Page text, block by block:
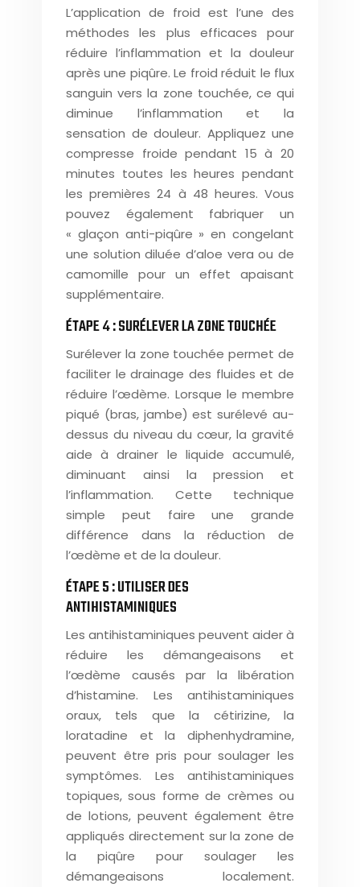
L’application de froid est l’une des
méthodes les plus efficaces pour
réduire l’inflammation et la douleur
après une piqûre. Le froid réduit le flux
sanguin vers la zone touchée, ce qui
diminue l’inflammation et la
sensation de douleur. Appliquez une
compresse froide pendant 15 à 20
minutes toutes les heures pendant
les premières 24 à 48 heures. Vous
pouvez également fabriquer un
« glaçon anti-piqûre » en congelant
une solution diluée d’aloe vera ou de
camomille pour un effet apaisant
supplémentaire.
ÉTAPE 4 : SURÉLEVER LA ZONE TOUCHÉE
Surélever la zone touchée permet de
faciliter le drainage des fluides et de
réduire l’œdème. Lorsque le membre
piqué (bras, jambe) est surélevé au-
dessus du niveau du cœur, la gravité
aide à drainer le liquide accumulé,
diminuant ainsi la pression et
l’inflammation. Cette technique
simple peut faire une grande
différence dans la réduction de
l’œdème et de la douleur.
ÉTAPE 5 : UTILISER DES
ANTIHISTAMINIQUES
Les antihistaminiques peuvent aider à
réduire les démangeaisons et
l’œdème causés par la libération
d’histamine. Les antihistaminiques
oraux, tels que la cétirizine, la
loratadine et la diphenhydramine,
peuvent être pris pour soulager les
symptômes. Les antihistaminiques
topiques, sous forme de crèmes ou
de lotions, peuvent également être
appliqués directement sur la zone de
la piqûre pour soulager les
démangeaisons localement.